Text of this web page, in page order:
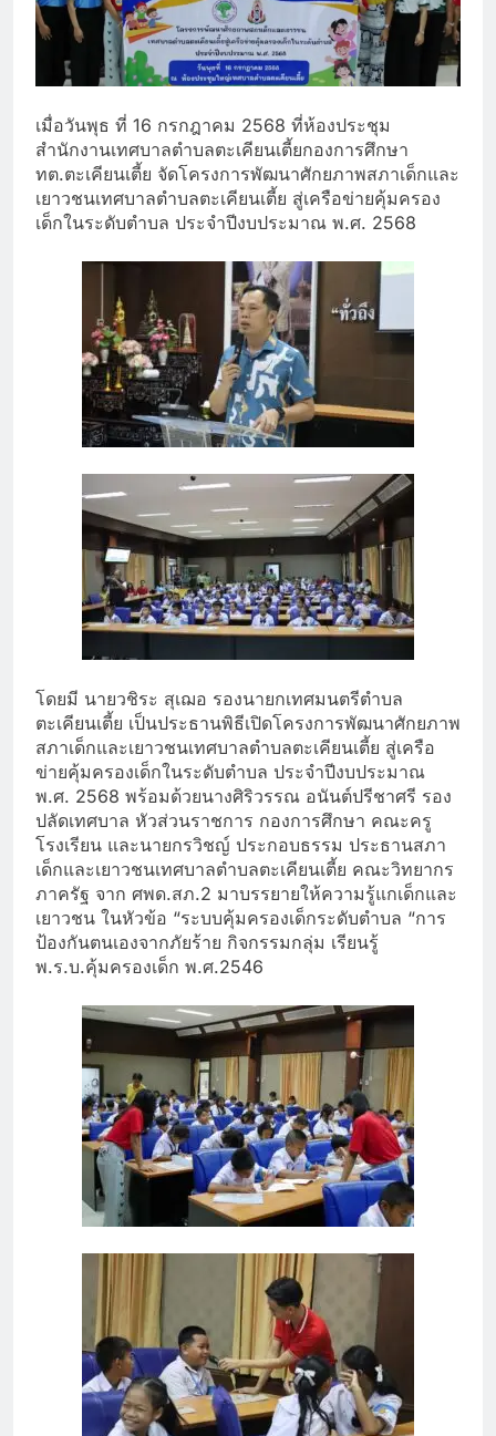
เมื่อวันพุธ ที่ 16 กรกฎาคม 2568 ที่ห้องประชุม
สำนักงานเทศบาลตำบลตะเคียนเตี้ยกองการศึกษา
ทต.ตะเคียนเตี้ย จัดโครงการพัฒนาศักยภาพสภาเด็กและ
เยาวชนเทศบาลตำบลตะเคียนเตี้ย สู่เครือข่ายคุ้มครอง
เด็กในระดับตำบล ประจำปีงบประมาณ พ.ศ. 2568
โดยมี นายวชิระ สุเฌอ รองนายกเทศมนตรีตำบล
ตะเคียนเตี้ย เป็นประธานพิธีเปิดโครงการพัฒนาศักยภาพ
สภาเด็กและเยาวชนเทศบาลตำบลตะเคียนเตี้ย สู่เครือ
ข่ายคุ้มครองเด็กในระดับตำบล ประจำปีงบประมาณ
พ.ศ. 2568 พร้อมด้วยนางศิริวรรณ อนันต์ปรีชาศรี รอง
ปลัดเทศบาล หัวส่วนราชการ กองการศึกษา คณะครู
โรงเรียน และนายกรวิชญ์ ประกอบธรรม ประธานสภา
เด็กและเยาวชนเทศบาลตำบลตะเคียนเตี้ย คณะวิทยากร
ภาครัฐ จาก ศพด.สภ.2 มาบรรยายให้ความรู้แกเด็กและ
เยาวชน ในหัวข้อ “ระบบคุ้มครองเด็กระดับตำบล “การ
ป้องกันตนเองจากภัยร้าย กิจกรรมกลุ่ม เรียนรู้
พ.ร.บ.คุ้มครองเด็ก พ.ศ.2546